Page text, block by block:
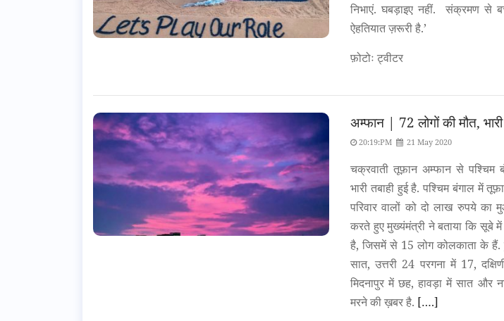
निभाएं. घबड़ाइए नहीं. संक्रमण से
ऐहतियात ज़रूरी है.’
फ़ोटोः ट्वीटर
अम्फान | 72 लोगों की मौत, भारी
20:19:PM 21 May 2020
चक्रवाती तूफ़ान अम्फान से
भारी तबाही हुई है. पश्चिम बंगाल में
परिवार वालों को दो लाख रुपये का
करते हुए मुख्यंमंत्री ने बताया कि सूबे में
है, जिसमें से 15 लोग कोलकाता के हैं.
सात, उत्तरी 24 परगना में 17,
मिदनापुर में छह, हावड़ा में सात और
मरने की ख़बर है. [….]